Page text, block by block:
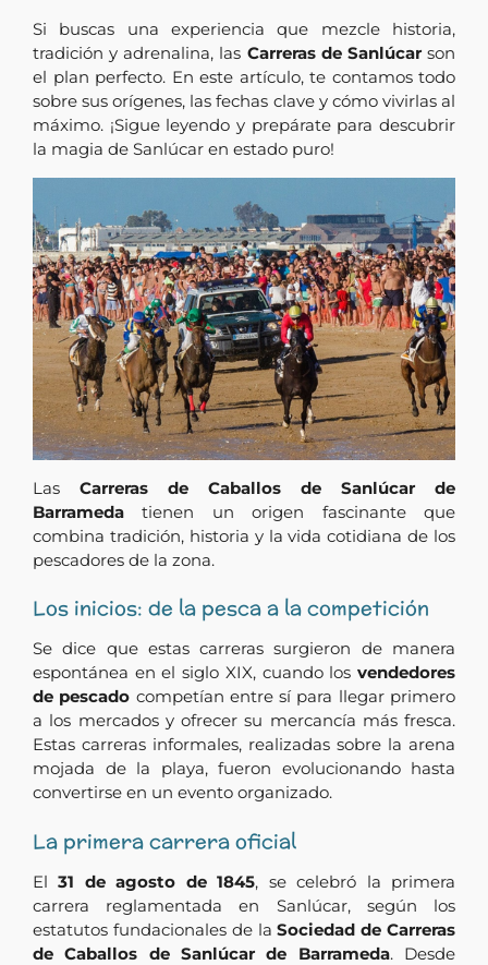
Si buscas una experiencia que mezcle historia,
tradición y adrenalina, las Carreras de Sanlúcarson
el plan perfecto. En este artículo, te contamos todo
sobre sus orígenes, las fechas clave y cómo vivirlas al
máximo. ¡Sigue leyendo y prepárate para descubrir
la magia de Sanlúcar en estado puro!
Las Carreras de Caballos de Sanlúcar de
Barrameda tienen un origen fascinante que
combina tradición, historia y la vida cotidiana de los
pescadores de la zona.
Los inicios: de la pesca a la competición
Se dice que estas carreras surgieron de manera
espontánea en el siglo XIX, cuando los vendedores
de pescado competían entre sí para llegar primero
a los mercados y ofrecer su mercancía más fresca.
Estas carreras informales, realizadas sobre la arena
mojada de la playa, fueron evolucionando hasta
convertirse en un evento organizado.
La primera carrera oficial
El31 de agosto de 1845, se celebró la primera
carrera reglamentada en Sanlúcar, según los
estatutos fundacionales de laSociedad de Carreras
de Caballos de Sanlúcar de Barrameda. Desde